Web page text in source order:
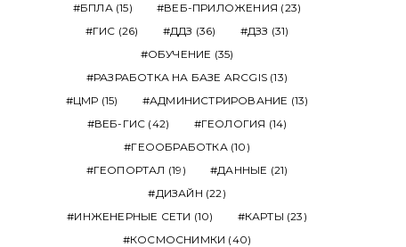
БПЛА(15) ВЕБ-ПРИЛОЖЕНИЯ (23)
ГИС (26) ДДЗ (36) ДЗЗ (31)
ОБУЧЕНИЕ (35)
РАЗРАБОТКА НА БАЗЕ ARCGIS (13)
ЦМР (15) АДМИНИСТРИРОВАНИЕ (13)
ВЕБ-ГИС (42) ГЕОЛОГИЯ (14)
ГЕООБРАБОТКА(10)
ГЕОПОРТАЛ (19) ДАННЫЕ (21)
ДИЗАЙН (22)
ИНЖЕНЕРНЫЕ СЕТИ (10) КАРТЫ (23)
КОСМОСНИМКИ (40)